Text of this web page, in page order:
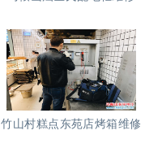
竹山村糕点东苑店烤箱维修